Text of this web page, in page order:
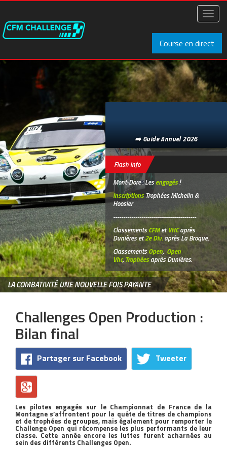
Aller
principal
Course en direct
➡️ Guide Annuel 2026
Flash info
Mont-Dore : Lesengagés!
InscriptionsTrophées Michelin &
Hoosier
-----------------------------------------
ClassementsCFMetVHCaprès
Dunières et2e Div.après La Broque.
ClassementsOpen, Open
Vhc,Trophéesaprès Dunières.
LA COMBATIVITÉ UNE NOUVELLE FOIS PAYANTE
Challenges Open Production :
Bilan final
Partager sur Facebook Tweeter
Les pilotes engagés sur le Championnat de France de la
Montagne s’affrontent pour la quête de titres de champions
et de trophées de groupes, mais également pour remporter le
Challenge Open qui récompense les plus performants de leur
classe. Cette année encore les luttes furent acharnées au
sein des différents Challenges Open.